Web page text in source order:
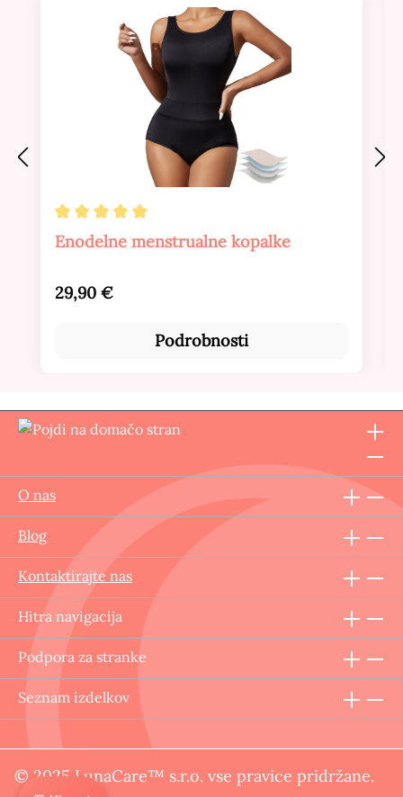
Povprečna ocena 5 od 5 zvezdic
Enodelne menstrualne kopalke
Redna cena:
29,90 €
Podrobnosti
O nas
Blog
Kontaktirajte nas
Hitra navigacija
Podpora za stranke
Seznam izdelkov
© 2025 LunaCare™ s.r.o. vse pravice pridržane.